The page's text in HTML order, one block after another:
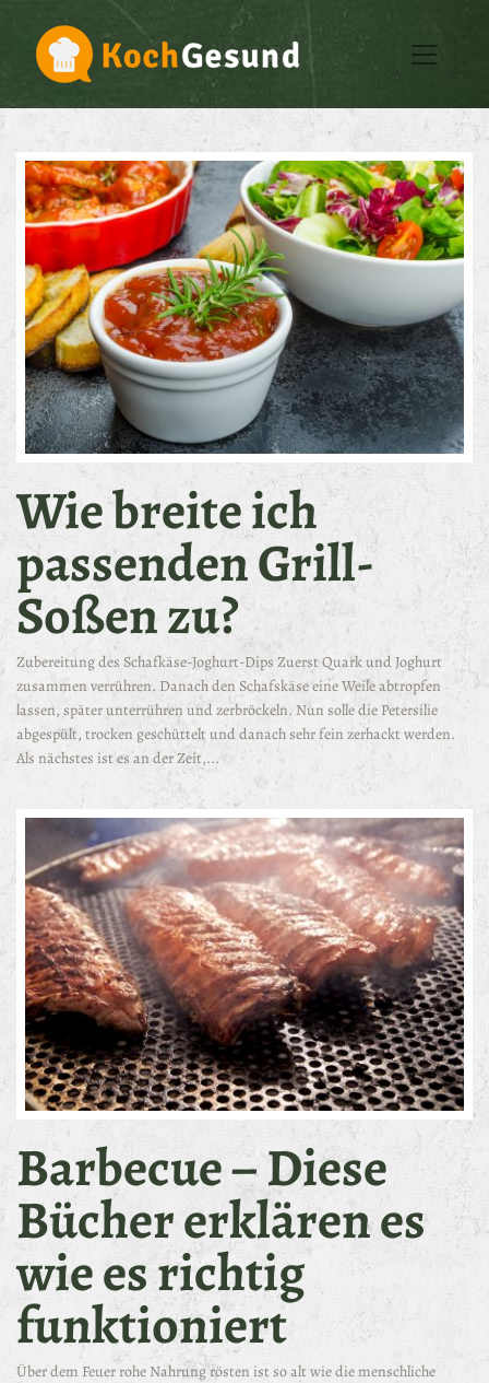
Wie breite ich
passenden Grill-
Soßen zu?
Zubereitung des Schafkäse-Joghurt-Dips Zuerst Quark und Joghurt
zusammen verrühren. Danach den Schafskäse eine Weile abtropfen
lassen, später unterrühren und zerbröckeln. Nun solle die Petersilie
abgespült, trocken geschüttelt und danach sehr fein zerhackt werden.
Als nächstes ist es an der Zeit,...
Barbecue – Diese
Bücher erklären es
wie es richtig
funktioniert
Über dem Feuer rohe Nahrung rösten ist so alt wie die menschliche